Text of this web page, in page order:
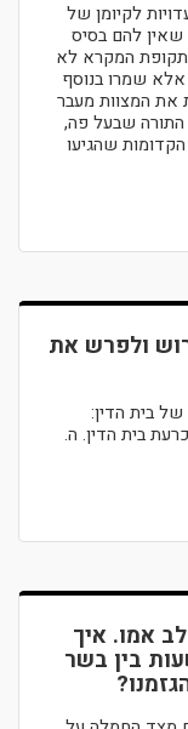
לקיומן של
שאין להם בסיס
תקופת המקרא לא
שמרו בנוסף
את המצוות מעבר
שבעל פה,
שהגיעו
ולפרש את
בית הדין:
בית הדין. ה.
אמו. איך
בין בשר